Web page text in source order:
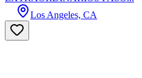
Los Angeles, CA